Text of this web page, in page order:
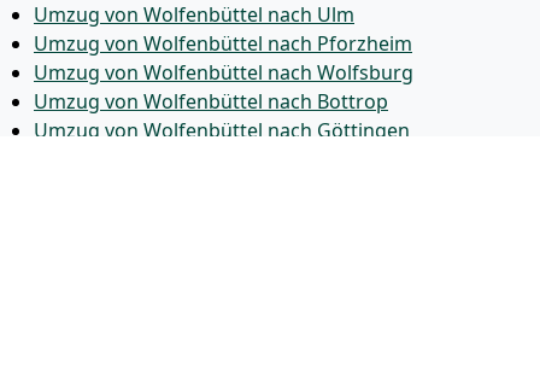
Umzug von Wolfenbüttel nach Ulm
Umzug von Wolfenbüttel nach Pforzheim
Umzug von Wolfenbüttel nach Wolfsburg
Umzug von Wolfenbüttel nach Bottrop
Umzug von Wolfenbüttel nach Göttingen